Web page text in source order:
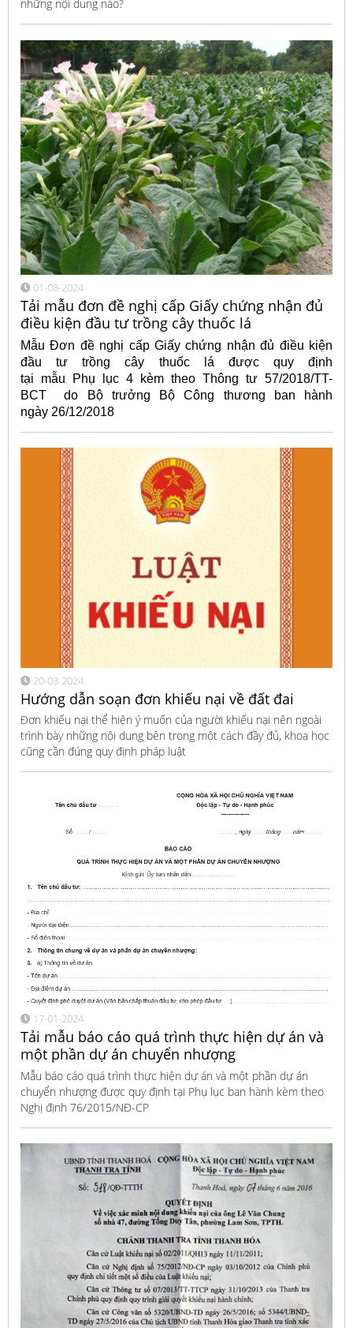
những nội dung nào?
01-08-2024
Tải mẫu đơn đề nghị cấp Giấy chứng nhận đủ
điều kiện đầu tư trồng cây thuốc lá
Mẫu Đơn đề nghị cấp Giấy chứng nhận đủ điều kiện
đầu tư trồng cây thuốc lá được quy định
tại mẫu Phụ lục 4 kèm theo Thông tư 57/2018/TT-
BCT do Bộ trưởng Bộ Công thương ban hành
ngày 26/12/2018
20-03-2024
Hướng dẫn soạn đơn khiếu nại về đất đai
Đơn khiếu nại thể hiện ý muốn của người khiếu nại nên ngoài
trình bày những nội dung bên trong một cách đầy đủ, khoa học
cũng cần đúng quy định pháp luật
17-01-2024
Tải mẫu báo cáo quá trình thực hiện dự án và
một phần dự án chuyển nhượng
Mẫu báo cáo quá trình thực hiện dự án và một phần dự án
chuyển nhượng được quy định tại Phụ lục ban hành kèm theo
Nghị định 76/2015/NĐ-CP